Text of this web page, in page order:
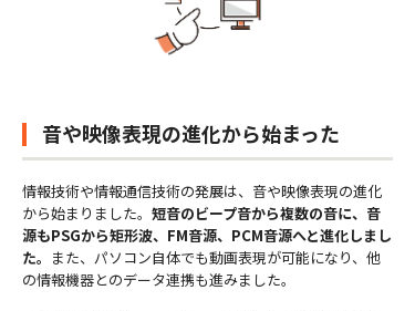
音や映像表現の進化から始まった
情報技術や情報通信技術の発展は、音や映像表現の進化
から始まりました。 短音のビープ音から複数の音に、音
源もPSGから矩形波、FM音源、PCM音源へと進化しまし
た。 また、パソコン自体でも動画表現が可能になり、他
の情報機器とのデータ連携も進みました。